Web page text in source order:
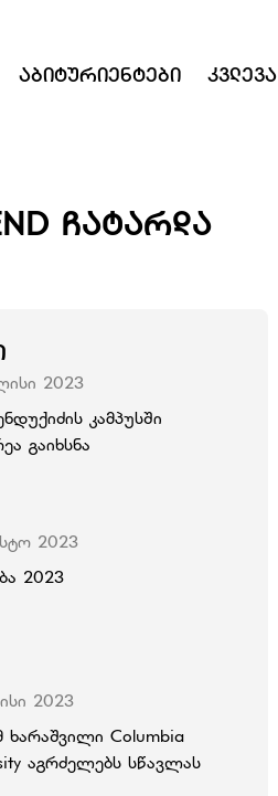
Აბიტურიენტები Კვლევა
ᲩᲐᲢᲐᲠᲓᲐ
2023
კამპუსში
გაიხსნა
2023
2023
2023
ხარაშვილი Columbia
აგრძელებს სწავლას